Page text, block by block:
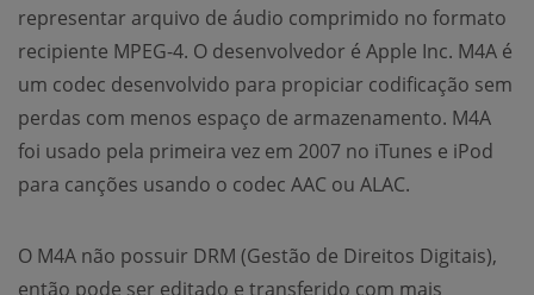
representar arquivo de áudio comprimido no formato
recipiente MPEG-4. O desenvolvedor é Apple Inc. M4A é
um codec desenvolvido para propiciar codificação sem
perdas com menos espaço de armazenamento. M4A
foi usado pela primeira vez em 2007 no iTunes e iPod
para canções usando o codec AAC ou ALAC.
O M4A não possuir DRM (Gestão de Direitos Digitais),
então pode ser editado e transferido com mais